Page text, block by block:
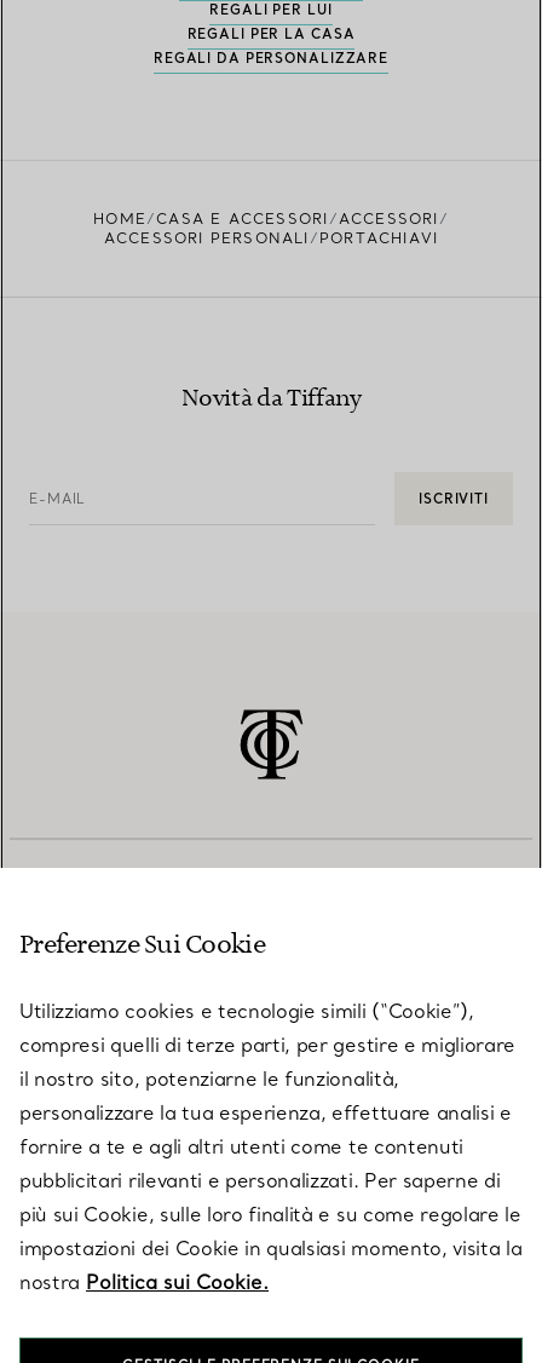
REGALI PER LUI
REGALI PER LA CASA
REGALI DA PERSONALIZZARE
HOME CASA E ACCESSORI
ACCESSORI
ACCESSORI PERSONALI
PORTACHIAVI
Novità da Tiffany
E-MAIL ISCRIVITI
SU TIFFANY & CO.
LEGALE
SEGUICI
Preferenze Sui Cookie
Utilizziamo cookies e tecnologie simili (“Cookie”),
compresi quelli di terze parti, per gestire e migliorare
il nostro sito, potenziarne le funzionalità,
personalizzare la tua esperienza, effettuare analisi e
fornire a te e agli altri utenti come te contenuti
pubblicitari rilevanti e personalizzati. Per saperne di
più sui Cookie, sulle loro finalità e su come regolare le
impostazioni dei Cookie in qualsiasi momento, visita la
nostra Politica sui Cookie.